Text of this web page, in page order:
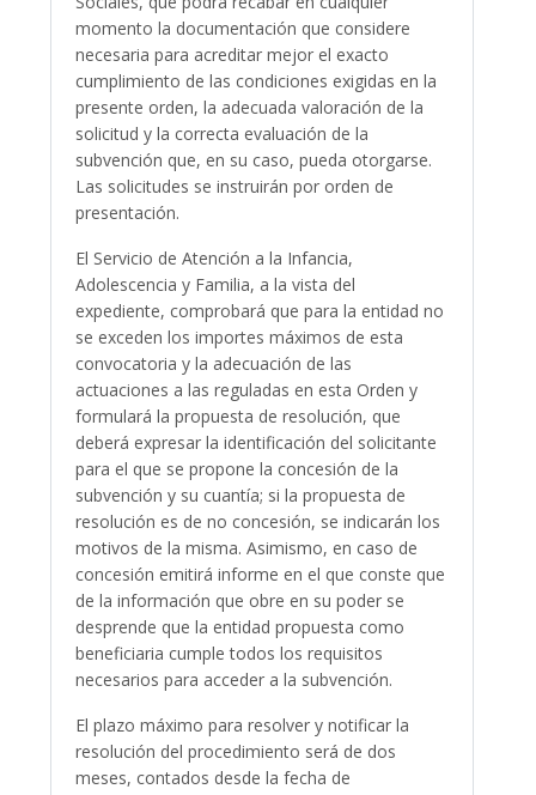
momento la documentación que considere
necesaria para acreditar mejor el exacto
cumplimiento de las condiciones exigidas en la
presente orden, la adecuada valoración de la
solicitud y la correcta evaluación de la
subvención que, en su caso, pueda otorgarse.
Las solicitudes se instruirán por orden de
presentación.
El Servicio de Atención a la Infancia,
Adolescencia y Familia, a la vista del
expediente, comprobará que para la entidad no
se exceden los importes máximos de esta
convocatoria y la adecuación de las
actuaciones a las reguladas en esta Orden y
formulará la propuesta de resolución, que
deberá expresar la identificación del solicitante
para el que se propone la concesión de la
subvención y su cuantía; si la propuesta de
resolución es de no concesión, se indicarán los
motivos de la misma. Asimismo, en caso de
concesión emitirá informe en el que conste que
de la información que obre en su poder se
desprende que la entidad propuesta como
beneficiaria cumple todos los requisitos
necesarios para acceder a la subvención.
El plazo máximo para resolver y notificar la
resolución del procedimiento será de dos
meses, contados desde la fecha de